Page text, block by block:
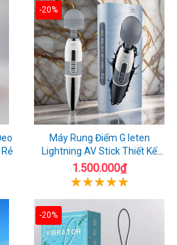
-20%
Máy Rung Điểm G leten
Lightning AV Stick Thiết Kế
Thông Minh
1.500.000₫
-20%